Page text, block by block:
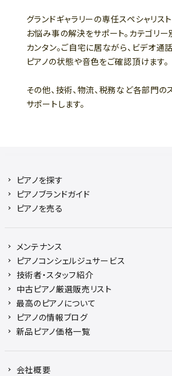
グランドギャラリーの専任スペシャリス
お悩み事の解決をサポート。カテゴリー
カンタン。ご自宅に居ながら、ビデオ通
ピアノの状態や音色をご確認頂けます。
その他、技術、物流、税務など各部門の
サポートします。
ピアノを探す
ピアノブランドガイド
ピアノを売る
メンテナンス
ピアノコンシェルジュサービス
技術者・スタッフ紹介
中古ピアノ厳選販売リスト
最高のピアノについて
ピアノの情報ブログ
新品ピアノ価格一覧
会社概要